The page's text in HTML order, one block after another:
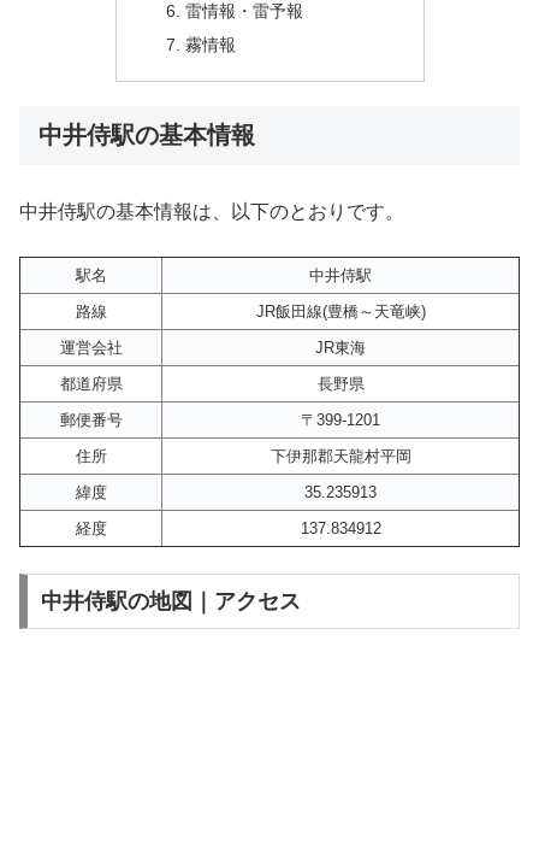
雷情報・雷予報
霧情報
中井侍駅の基本情報
中井侍駅の基本情報は、以下のとおりです。
駅名
中井侍駅
路線
JR飯田線(豊橋～天竜峡)
運営会社
JR東海
都道府県
長野県
郵便番号
〒399-1201
住所
下伊那郡天龍村平岡
緯度
35.235913
経度
137.834912
中井侍駅の地図｜アクセス